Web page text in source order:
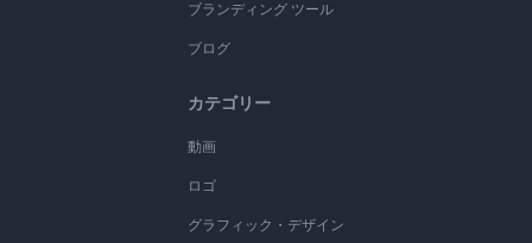
ブランディング ツール
ブログ
カテゴリー
動画
ロゴ
グラフィック・デザイン